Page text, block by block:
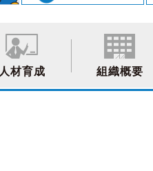
人材育成 組織概要